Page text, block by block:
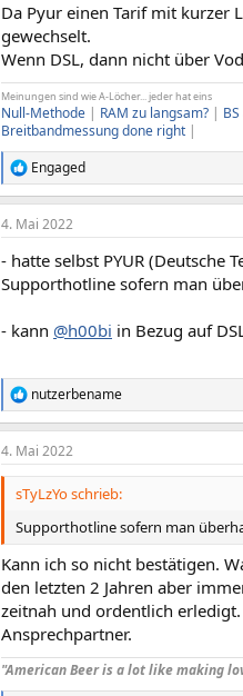
i
o
n
e
n
:
Da Pyur einen Tarif mit kurzer
gewechselt.
Wenn DSL, dann nicht über
Meinungen sind wie A-Löcher... jeder hat eins
Null-Methode | RAM zu langsam? |
Breitbandmessung done right |
R
e
a
k
o
n
Engaged
4. Mai 2022
- hatte selbst PYUR (Deutsche
Supporthotline sofern man
- kann @h00bi in Bezug auf
R
e
a
k
t
n
e
n
:
nutzerbename
4. Mai 2022
sTyLzYo schrieb:
Supporthotline sofern man
Kann ich so nicht bestätigen.
den letzten 2 Jahren aber
zeitnah und ordentlich
Ansprechpartner.
"American Beer is a lot like making